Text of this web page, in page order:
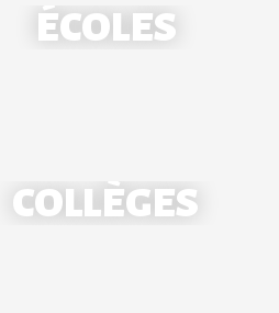
ÉCOLES
COLLÈGES